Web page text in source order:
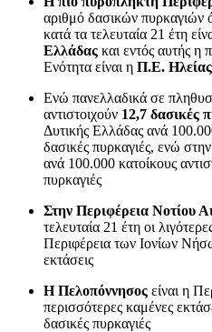
αριθμό δασικών πυρκαγιών
κατά τα τελευταία 21 έτη
Ελλάδας και εντός αυτής η
Ενότητα είναι η Π.Ε. Ηλείας
Ενώ πανελλαδικά σε
αντιστοιχούν 12,7 δασικές
Δυτικής Ελλάδας ανά
δασικές πυρκαγιές, ενώ
ανά 100.000 κατοίκους
πυρκαγιές
Στην Περιφέρεια Νοτίου
τελευταία 21 έτη οι
Περιφέρεια των Ιονίων
εκτάσεις
Η Πελοπόννησος είναι η
περισσότερες καμένες
δασικές πυρκαγιές